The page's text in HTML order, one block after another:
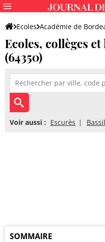
Ecoles Académie de
Ecoles, collèges et
(64350)
Voir aussi : Escurès
SOMMAIRE